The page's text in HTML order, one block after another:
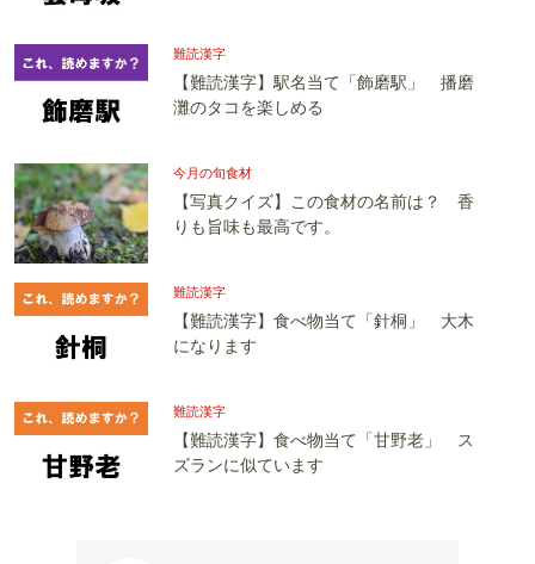
難読漢字
【難読漢字】駅名当て「飾磨駅」 播磨
灘のタコを楽しめる
今月の旬食材
【写真クイズ】この食材の名前は？ 香
りも旨味も最高です。
難読漢字
【難読漢字】食べ物当て「針桐」 大木
になります
難読漢字
【難読漢字】食べ物当て「甘野老」 ス
ズランに似ています